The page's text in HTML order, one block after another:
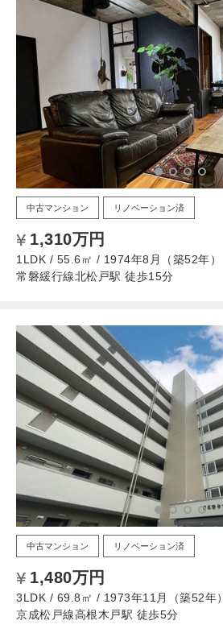
中古マンション リノベーション済
1,310万円
1LDK / 55.6㎡ / 1974年8月（築52年）
常磐緩行線北松戸駅 徒歩15分
中古マンション リノベーション済
1,480万円
3LDK / 69.8㎡ / 1973年11月（築52年）
京成松戸線高根木戸駅 徒歩5分